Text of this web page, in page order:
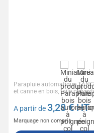
Parapluie automatique
et canne en bois, toile
A partir de3,28€ HT
Marquage non compris